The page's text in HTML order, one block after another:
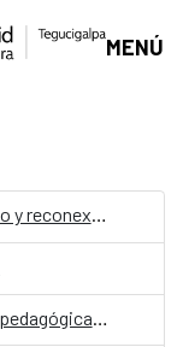
MENÚ
Taller HABITAR(NOS) autoconocimiento y reconexión corporal